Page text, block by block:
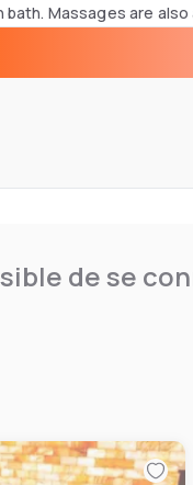
Massages are also
dine al fresco on the
de se